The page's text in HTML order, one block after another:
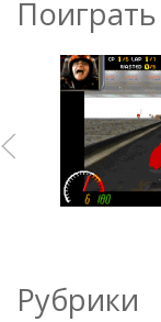
Поиграть
Рубрики